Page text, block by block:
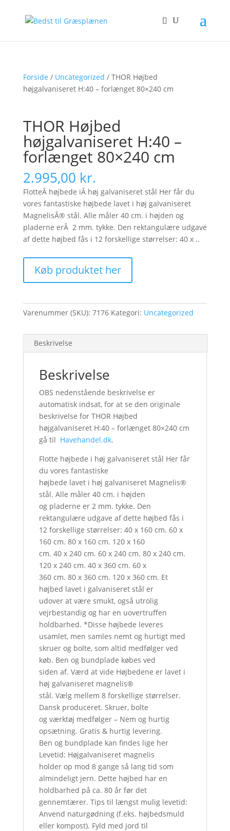
Forside / Uncategorized / THOR Højbed
højgalvaniseret H:40 – forlænget 80×240 cm
THOR Højbed
højgalvaniseret H:40 –
forlænget 80×240 cm
2.995,00 kr.
FlotteÂ højbede iÂ høj galvaniseret stål Her får du
vores fantastiske højbede lavet i høj galvaniseret
MagnelisÂ® stål. Alle måler 40 cm. i højden og
pladerne erÂ 2 mm. tykke. Den rektangulære udgave
af dette højbed fås i 12 forskellige størrelser: 40 x ..
Køb produktet her
Varenummer (SKU): 7176 Kategori: Uncategorized
Beskrivelse
Beskrivelse
OBS nedenstående beskrivelse er
automatisk indsat, for at se den originale
beskrivelse for THOR Højbed
højgalvaniseret H:40 – forlænget 80×240 cm
gå til Havehandel.dk.
Flotte højbede i høj galvaniseret stål Her får
du vores fantastiske
højbede lavet i høj galvaniseret Magnelis®
stål. Alle måler 40 cm. i højden
og pladerne er 2 mm. tykke. Den
rektangulære udgave af dette højbed fås i
12 forskellige størrelser: 40 x 160 cm. 60 x
160 cm. 80 x 160 cm. 120 x 160
cm. 40 x 240 cm. 60 x 240 cm. 80 x 240 cm.
120 x 240 cm. 40 x 360 cm. 60 x
360 cm. 80 x 360 cm. 120 x 360 cm. Et
højbed lavet i galvaniseret stål er
udover at være smukt, også utrolig
vejrbestandig og har en uovertruffen
holdbarhed. *Disse højbede leveres
usamlet, men samles nemt og hurtigt med
skruer og bolte, som altid medfølger ved
køb. Ben og bundplade købes ved
siden af. Værd at vide Højbedene er lavet i
høj galvaniseret magnelis®
stål. Vælg mellem 8 forskellige størrelser.
Dansk produceret. Skruer, bolte
og værktøj medfølger – Nem og hurtig
opsætning. Gratis & hurtig levering.
Ben og bundplade kan findes lige her
Levetid: Højgalvaniseret magnelis
holder op mod 8 gange så lang tid som
almindeligt jern. Dette højbed har en
holdbarhed på ca. 80 år før det
gennemtærer. Tips til længst mulig levetid:
Anvend naturgødning (f.eks. højbedsmuld
eller kompost). Fyld med jord til